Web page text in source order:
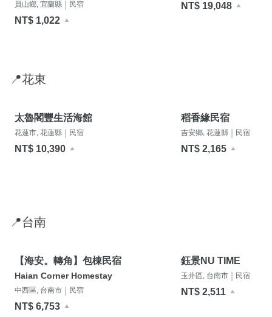
員山鄉, 宜蘭縣 民宿
NT$ 1,022
NT$ 19,048
📍花東
太魯閣豐生活海館
花蓮市, 花蓮縣 民宿
NT$ 10,390
稻香緣民宿
吉安鄉, 花蓮縣 民宿
NT$ 2,165
📍台南
【海安。轉角】包棟民宿
Haian Corner Homestay
中西區, 台南市 民宿
NT$ 6,753
鈺景NU TIME
玉井區, 台南市 民宿
NT$ 2,511